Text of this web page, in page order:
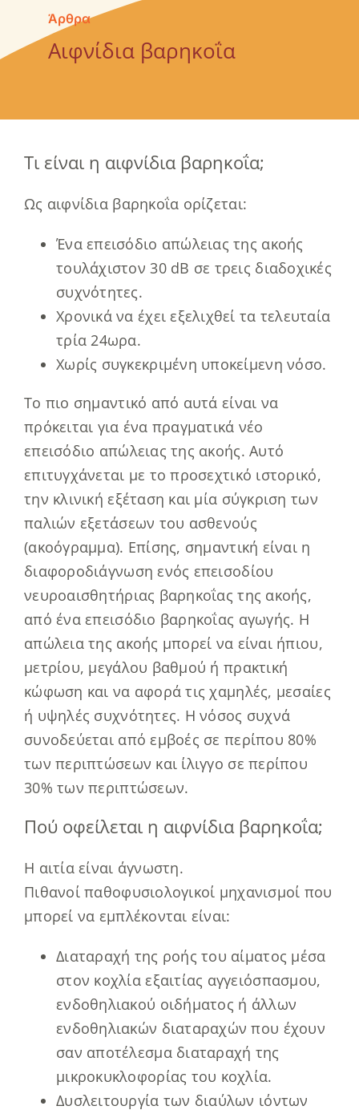
Επικοινωνία
Άρθρα
Αιφνίδια βαρηκοΐα
Τι είναι η αιφνίδια βαρηκοΐα;
Ως αιφνίδια βαρηκοΐα ορίζεται:
Ένα επεισόδιο απώλειας της ακοής
τουλάχιστον 30 dB σε τρεις διαδοχικές
συχνότητες.
Χρονικά να έχει εξελιχθεί τα τελευταία
τρία 24ωρα.
Χωρίς συγκεκριμένη υποκείμενη νόσο.
Το πιο σημαντικό από αυτά είναι να
πρόκειται για ένα πραγματικά νέο
επεισόδιο απώλειας της ακοής. Αυτό
επιτυγχάνεται με το προσεχτικό ιστορικό,
την κλινική εξέταση και μία σύγκριση των
παλιών εξετάσεων του ασθενούς
(ακοόγραμμα). Επίσης, σημαντική είναι η
διαφοροδιάγνωση ενός επεισοδίου
νευροαισθητήριας βαρηκοΐας της ακοής,
από ένα επεισόδιο βαρηκοΐας αγωγής. Η
απώλεια της ακοής μπορεί να είναι ήπιου,
μετρίου, μεγάλου βαθμού ή πρακτική
κώφωση και να αφορά τις χαμηλές, μεσαίες
ή υψηλές συχνότητες. Η νόσος συχνά
συνοδεύεται από εμβοές σε περίπου 80%
των περιπτώσεων και ίλιγγο σε περίπου
30% των περιπτώσεων.
Πού οφείλεται η αιφνίδια βαρηκοΐα;
Η αιτία είναι άγνωστη.
Πιθανοί παθοφυσιολογικοί μηχανισμοί που
μπορεί να εμπλέκονται είναι:
Διαταραχή της ροής του αίματος μέσα
στον κοχλία εξαιτίας αγγειόσπασμου,
ενδοθηλιακού οιδήματος ή άλλων
ενδοθηλιακών διαταραχών που έχουν
σαν αποτέλεσμα διαταραχή της
μικροκυκλοφορίας του κοχλία.
Δυσλειτουργία των διαύλων ιόντων